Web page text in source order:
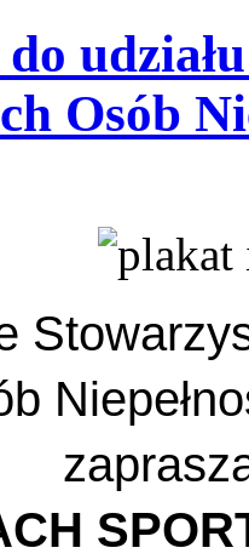
Osób